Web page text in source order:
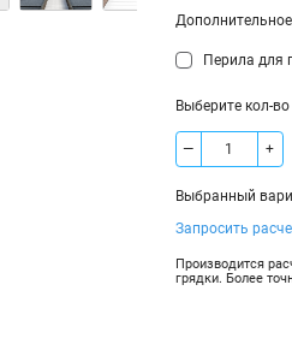
Перила для
Выберите кол-
— +
Выбранный
Грядочная
Стыковочный
Запросить
Производится
грядки. Более